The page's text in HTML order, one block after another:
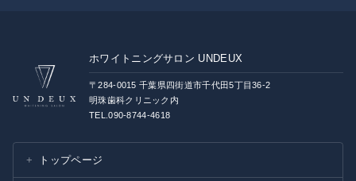
ホワイトニングサロン UNDEUX
〒284-0015 千葉県四街道市千代田5丁目36-2
明珠歯科クリニック内
TEL.090-8744-4618
トップページ